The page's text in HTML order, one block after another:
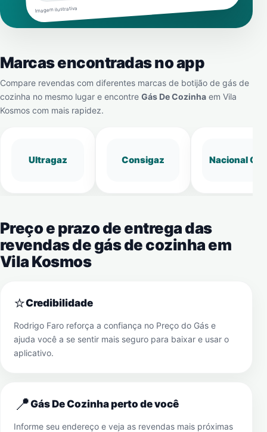
Imagem ilustrativa
Marcas encontradas no app
Compare revendas com diferentes marcas de botijão de gás de
cozinha no mesmo lugar e encontre Gás De Cozinha em Vila
Kosmos com mais rapidez.
Ultragaz Consigaz Nacional Gás
Preço e prazo de entrega das
revendas de gás de cozinha em
Vila Kosmos
⭐Credibilidade
Rodrigo Faro reforça a confiança no Preço do Gás e
ajuda você a se sentir mais seguro para baixar e usar o
aplicativo.
📍Gás De Cozinha perto de você
Informe seu endereço e veja as revendas mais próximas